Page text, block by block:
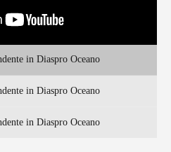
in Diaspro Oceano
in Diaspro Oceano
in Diaspro Oceano